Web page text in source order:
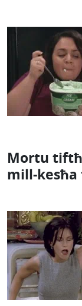
Mortu
mill-kesħa